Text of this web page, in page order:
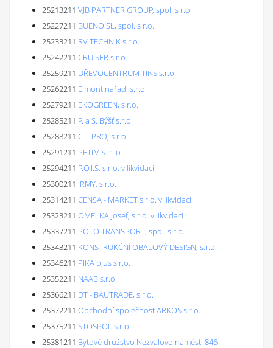
25213211 VJB PARTNER GROUP, spol. s r.o.
25227211 BUENO SL, spol. s r.o.
25233211 RV TECHNIK s.r.o.
25242211 CRUISER s.r.o.
25259211 DŘEVOCENTRUM TINS s.r.o.
25262211 Elmont nářadí s.r.o.
25279211 EKOGREEN, s.r.o.
25285211 P. a S. Býšť s.r.o.
25288211 CTI-PRO, s.r.o.
25291211 PETIM s. r. o.
25294211 P.O.I.S. s.r.o. v likvidaci
25300211 IRMY, s.r.o.
25314211 CENSA - MARKET s.r.o. v likvidaci
25323211 OMELKA Josef, s.r.o. v likvidaci
25337211 POLO TRANSPORT, spol. s r.o.
25343211 KONSTRUKČNÍ OBALOVÝ DESIGN, s.r.o.
25346211 PIKA plus s.r.o.
25352211 NAAB s.r.o.
25366211 DT - BAUTRADE, s.r.o.
25372211 Obchodní společnost ARKOS s.r.o.
25375211 STOSPOL s.r.o.
25381211 Bytové družstvo Nezvalovo náměstí 846